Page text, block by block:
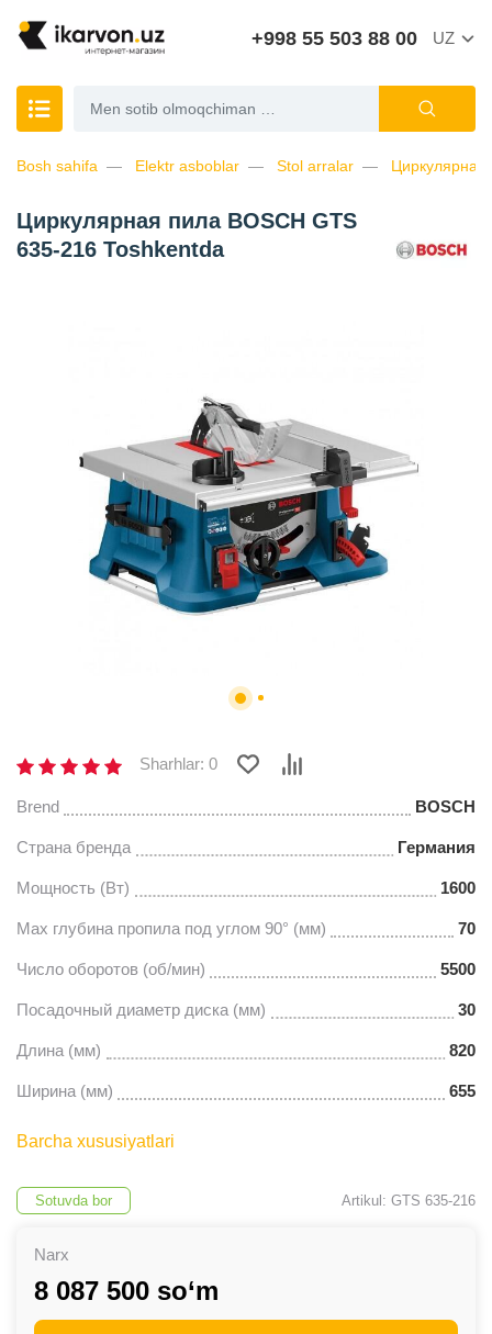
+998 55 503 88 00 UZ
Bosh sahifa Elektr asboblar Stol arralar Циркулярная
Циркулярная пила BOSCH GTS
635-216 Toshkentda
Sharhlar: 0
Brend BOSCH
Страна бренда Германия
Мощность (Вт) 1600
Мах глубина пропила под углом 90° (мм) 70
Число оборотов (об/мин) 5500
Посадочный диаметр диска (мм) 30
Длина (мм) 820
Ширина (мм) 655
Barcha xususiyatlari
Sotuvda bor Artikul: GTS 635-216
Narx
8 087 500 so‘m